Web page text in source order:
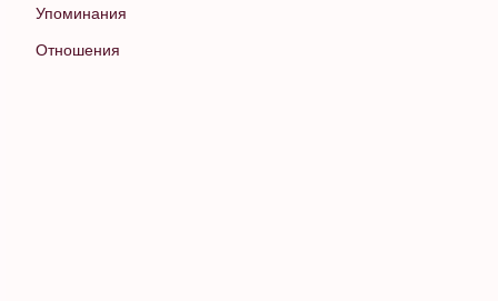
Упоминания
Отношения